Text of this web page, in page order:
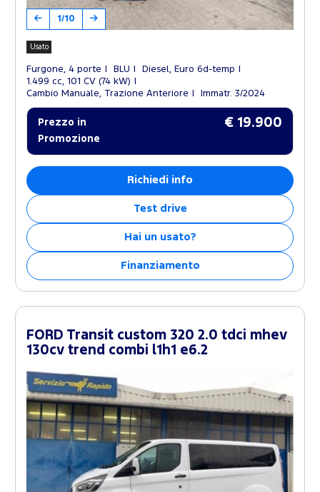
1/10
Usato
Furgone, 4 porte BLU
Diesel, Euro 6d-temp
1.499 cc, 101 CV (74 kW)
Cambio Manuale, Trazione Anteriore
Immatr. 3/2024
Prezzo in
Promozione
€ 19.900
Richiedi info
Test drive
Hai un usato?
Finanziamento
FORD Transit custom 320 2.0 tdci mhev
130cv trend combi l1h1 e6.2